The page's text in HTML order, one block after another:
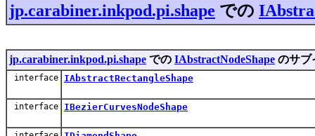
jp.carabiner.inkpod.pi.shape での
jp.carabiner.inkpod.pi.shape での IAbstractNodeShape のサブ
interface IAbstractRectangleShape
interface IBezierCurvesNodeShape